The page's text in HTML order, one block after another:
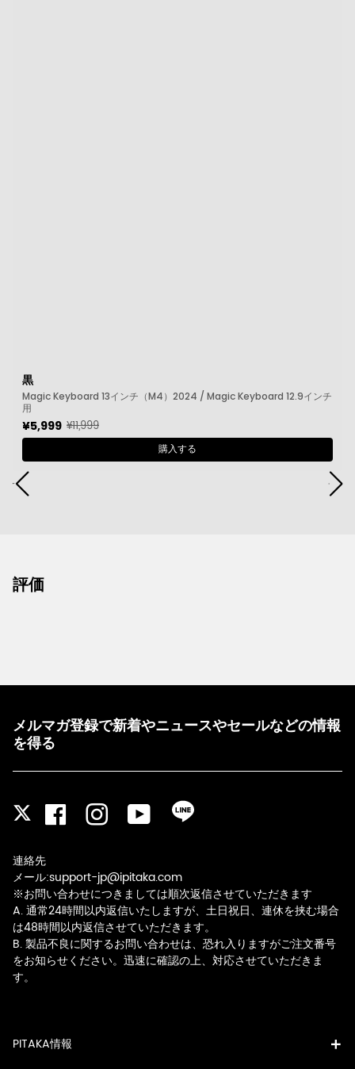
黒
Magic Keyboard 13インチ（M4）2024 / Magic Keyboard 12.9インチ
用
¥5,999 ¥11,999
購入する
評価
メルマガ登録で新着やニュースやセールなどの情報
を得る
Twitter
FacebookInstagramYouTube
連絡先
メール:support-jp@ipitaka.com
※お問い合わせにつきましては順次返信させていただきます
A. 通常24時間以内返信いたしますが、土日祝日、連休を挟む場合
は48時間以内返信させていただきます。
B. 製品不良に関するお問い合わせは、恐れ入りますがご注文番号
をお知らせください。迅速に確認の上、対応させていただきま
す。
PITAKA情報